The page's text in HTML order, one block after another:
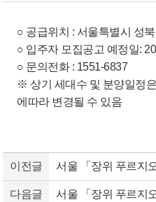
○ 공급위치 : 서울특별시 성
○ 입주자 모집공고 예정일:
○ 문의전화 : 1551-6837
※ 상기 세대수 및 분양일정
에따라 변경될 수 있음
이전글 서울 「장위 푸르지
다음글 서울 「장위 푸르지